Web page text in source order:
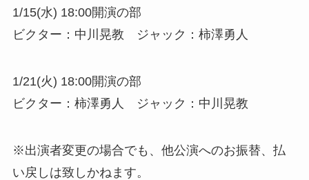
1/15(水) 18:00開演の部
ビクター：中川晃教 ジャック：柿澤勇人
1/21(火) 18:00開演の部
ビクター：柿澤勇人 ジャック：中川晃教
※出演者変更の場合でも、他公演へのお振替、払
い戻しは致しかねます。